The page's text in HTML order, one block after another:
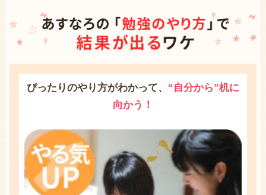
ぴったりのやり方がわかって、 “自分から”机に
向かう！